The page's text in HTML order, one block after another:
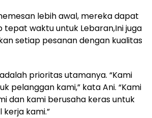
lebih awal, mereka dapat
waktu untuk Lebaran,Ini juga
setiap pesanan dengan kualitas
prioritas utamanya. “Kami
pelanggan kami,” kata Ani. “Kami
dan kami berusaha keras untuk
kami.”